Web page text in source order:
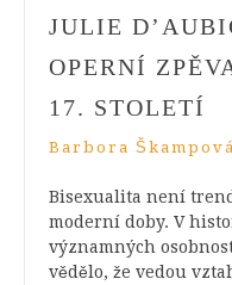
JULIE
OPERNÍ
17. STOLETÍ
Barbora Škampová
Bisexualita není
moderní doby. V
významných
vědělo, že vedou